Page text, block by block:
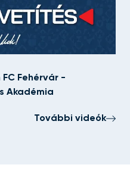
Fehérvár -
Akadémia
További videók